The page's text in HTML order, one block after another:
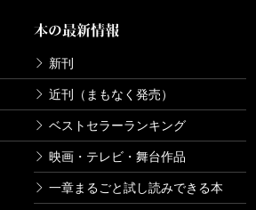
本の最新情報
新刊
近刊（まもなく発売）
ベストセラーランキング
映画・テレビ・舞台作品
一章まるごと試し読みできる本